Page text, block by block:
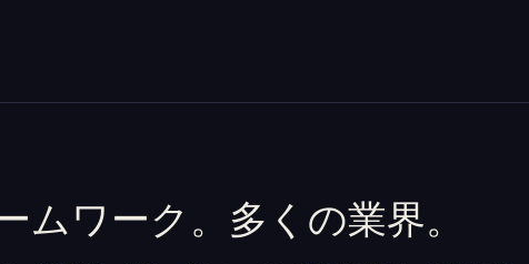
ムワーク。多くの業界。